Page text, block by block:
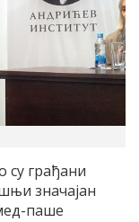
су грађани
значајан
паше